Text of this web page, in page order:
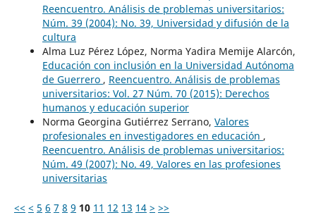
Reencuentro. Análisis de problemas universitarios:
Núm. 39 (2004): No. 39, Universidad y difusión de la
cultura
Alma Luz Pérez López, Norma Yadira Memije Alarcón,
Educación con inclusión en la Universidad Autónoma
de Guerrero , Reencuentro. Análisis de problemas
universitarios: Vol. 27 Núm. 70 (2015): Derechos
humanos y educación superior
Norma Georgina Gutiérrez Serrano, Valores
profesionales en investigadores en educación ,
Reencuentro. Análisis de problemas universitarios:
Núm. 49 (2007): No. 49, Valores en las profesiones
universitarias
<< < 5 6 7 8 9 10 11 12 13 14 > >>